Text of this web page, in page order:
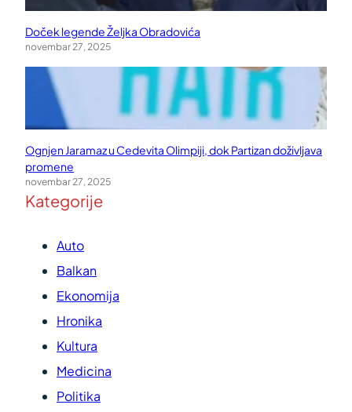
Doček legende Željka Obradovića
novembar 27, 2025
Ognjen Jaramaz u Cedevita Olimpiji, dok Partizan doživljava
promene
novembar 27, 2025
Kategorije
Auto
Balkan
Ekonomija
Hronika
Kultura
Medicina
Politika